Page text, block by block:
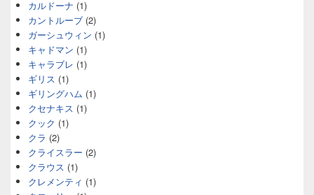
カルドーナ (1)
カントルーブ (2)
ガーシュウィン (1)
キャドマン (1)
キャラブレ (1)
ギリス (1)
ギリングハム (1)
クセナキス (1)
クック (1)
クラ (2)
クライスラー (2)
クラウス (1)
クレメンティ (1)